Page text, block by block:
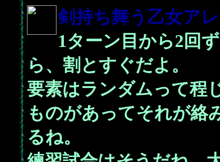
剣持ち舞う乙女ア
1ターン目から2回
ら、割とすぐだよ。
要素はランダムって程
ものがあってそれが絡
るね。